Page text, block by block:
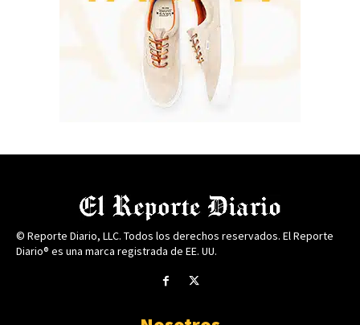
© Reporte Diario, LLC. Todos los derechos reservados. El Reporte
Diario® es una marca registrada de EE. UU.